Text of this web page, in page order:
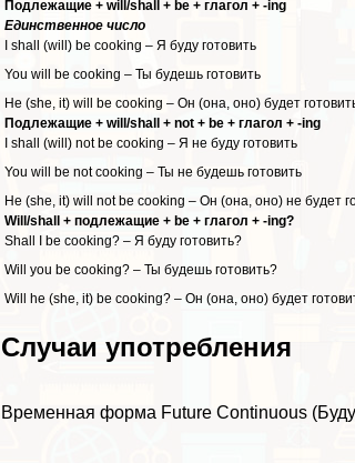
Подлежащие + will/shall + be + глагол + -ing
Единственное число
I shall (will) be cooking – Я буду готовить
You will be cooking – Ты будешь готовить
He (she, it) will be cooking – Он (она, оно) будет
Подлежащие + will/shall + not + be + глагол + -ing
I shall (will) not be cooking – Я не буду готовить
You will be not cooking – Ты не будешь готовить
He (she, it) will not be cooking – Он (она, оно) не будет
Will/shall + подлежащие + be + глагол + -ing?
Shall I be cooking? – Я буду готовить?
Will you be cooking? – Ты будешь готовить?
Will he (she, it) be cooking? – Он (она, оно) будет
Случаи употрeбления
Временная форма Future Continuous